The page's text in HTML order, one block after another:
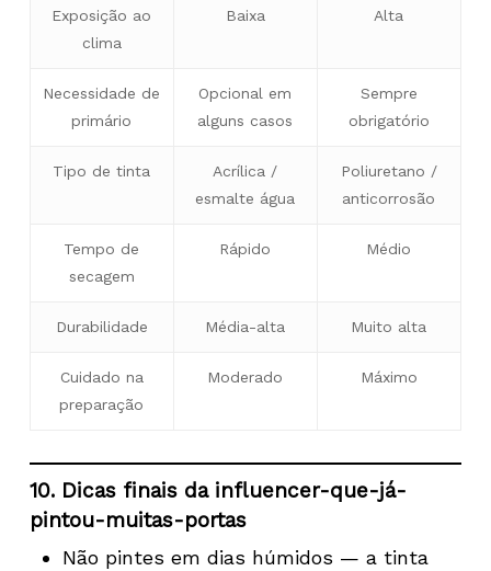
Exposição ao
clima
Baixa Alta
Necessidade de
primário
Opcional em
alguns casos
Sempre
obrigatório
Tipo de tinta
Acrílica /
esmalte água
Poliuretano /
anticorrosão
Tempo de
secagem
Rápido Médio
Durabilidade Média-alta Muito alta
Cuidado na
preparação
Moderado Máximo
10. Dicas finais da influencer-que-já-
pintou-muitas-portas
Não pintes em dias húmidos — a tinta